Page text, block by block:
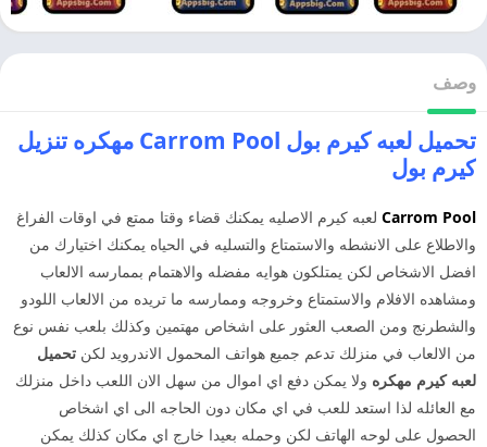
وصف
تحميل لعبه كيرم بول Carrom Pool مهكره تنزيل
كيرم بول
Carrom Pool لعبه كيرم الاصليه يمكنك قضاء وقتا ممتع في اوقات الفراغ
والاطلاع على الانشطه والاستمتاع والتسليه في الحياه يمكنك اختيارك من
افضل الاشخاص لكن يمتلكون هوايه مفضله والاهتمام بممارسه الالعاب
ومشاهده الافلام والاستمتاع وخروجه وممارسه ما تريده من الالعاب اللودو
والشطرنج ومن الصعب العثور على اشخاص مهتمين وكذلك بلعب نفس نوع
من الالعاب في منزلك تدعم جميع هواتف المحمول الاندرويد لكن تحميل
لعبه كيرم مهكره ولا يمكن دفع اي اموال من سهل الان اللعب داخل منزلك
مع العائله لذا استعد للعب في اي مكان دون الحاجه الى اي اشخاص
الحصول على لوحه الهاتف لكن وحمله بعيدا خارج اي مكان كذلك يمكن